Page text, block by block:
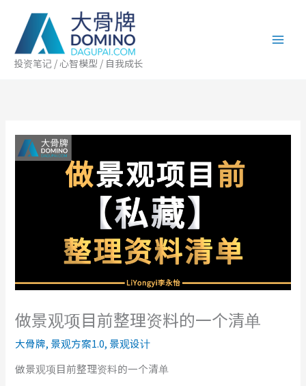
投资笔记 / 心智模型 / 自我成长
做景观项目前整理资料的一个清单
大骨牌, 景观方案1.0, 景观设计
做景观项目前整理资料的一个清单